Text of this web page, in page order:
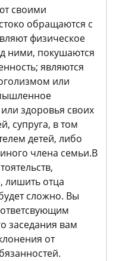
своими
обращаются с
физическое
ними, покушаются
являются
или
здоровья своих
супруга, в том
детей, либо
члена семьи.В
лишить отца
сложно. Вы
заседания вам
от